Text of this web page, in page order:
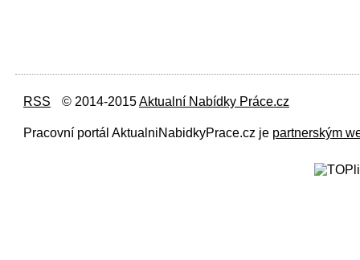
RSS © 2014-2015Aktualní Nabídky Práce.cz
Pracovní portál AktualniNabidkyPrace.cz je partnerským